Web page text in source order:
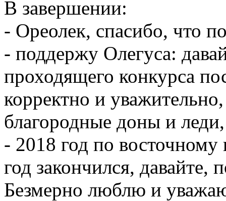
В завершении:
- Ореолек, спасибо, что
- поддержу Олегуса:
проходящего конкурса
корректно и
благородные доны и
- 2018 год по
год закончился, давайте,
Безмерно люблю и